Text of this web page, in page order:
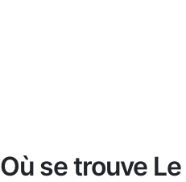
Où se trouve